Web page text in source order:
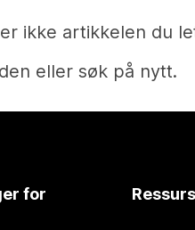
ikke artikkelen du
eller søk på nytt.
du et svar?
for